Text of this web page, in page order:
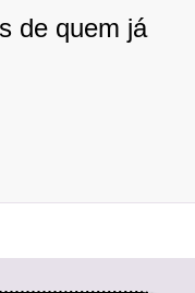
de quem já